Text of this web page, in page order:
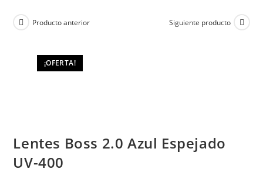
¡OFERTA!
Producto anterior Siguiente producto
Lentes Boss 2.0 Azul Espejado
UV-400